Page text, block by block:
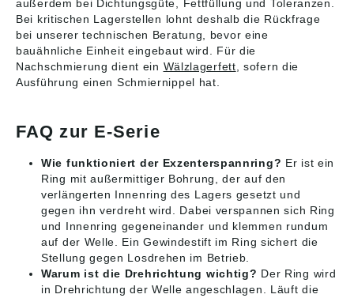
außerdem bei Dichtungsgüte, Fettfüllung und Toleranzen.
Bei kritischen Lagerstellen lohnt deshalb die Rückfrage
bei unserer technischen Beratung, bevor eine
bauähnliche Einheit eingebaut wird. Für die
Nachschmierung dient ein Wälzlagerfett , sofern die
Ausführung einen Schmiernippel hat.
FAQ zur E-Serie
Wie funktioniert der Exzenterspannring? Er ist ein
Ring mit außermittiger Bohrung, der auf den
verlängerten Innenring des Lagers gesetzt und
gegen ihn verdreht wird. Dabei verspannen sich Ring
und Innenring gegeneinander und klemmen rundum
auf der Welle. Ein Gewindestift im Ring sichert die
Stellung gegen Losdrehen im Betrieb.
Warum ist die Drehrichtung wichtig? Der Ring wird
in Drehrichtung der Welle angeschlagen. Läuft die